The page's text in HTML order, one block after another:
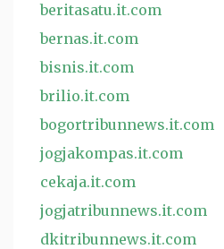
beritasatu.it.com
bernas.it.com
bisnis.it.com
brilio.it.com
bogortribunnews.it.com
jogjakompas.it.com
cekaja.it.com
jogjatribunnews.it.com
dkitribunnews.it.com